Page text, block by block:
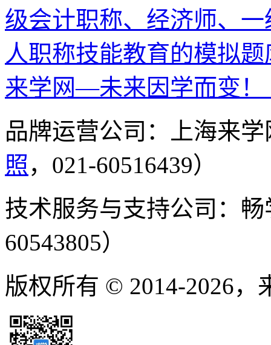
级会计职称、经济师、
人职称技能教育的模拟
来学网—未来因学而变！
品牌运营公司：上海来
照 ，021-60516439）
技术服务与支持公司：
60543805）
版权所有 © 2014-2026，